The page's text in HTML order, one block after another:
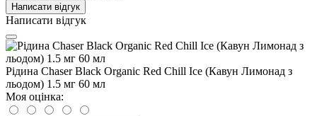
Написати відгук
Написати відгук
Рідина Chaser Black Organic Red Chill Ice (Кавун Лимонад з
льодом) 1.5 мг 60 мл
Моя оцінка: